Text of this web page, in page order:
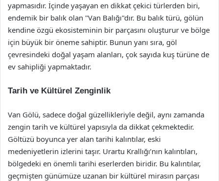
yapmasıdır. İçinde yaşayan en dikkat çekici türlerden biri,
endemik bir balık olan "Van Balığı"dır. Bu balık türü, gölün
kendine özgü ekosisteminin bir parçasını oluşturur ve bölge
için büyük bir öneme sahiptir. Bunun yanı sıra, göl
çevresindeki doğal yaşam alanları, çok sayıda kuş türüne de
ev sahipliği yapmaktadır.
Tarih ve Kültürel Zenginlik
Van Gölü, sadece doğal güzellikleriyle değil, aynı zamanda
zengin tarih ve kültürel yapısıyla da dikkat çekmektedir.
Göltüzü boyunca yer alan tarihi kalıntılar, eski
medeniyetlerin izlerini taşır. Urartu Krallığı’nın kalıntıları,
bölgedeki en önemli tarihi eserlerden biridir. Bu kalıntılar,
geçmişten günümüze uzanan bir kültürel mirasın parçası